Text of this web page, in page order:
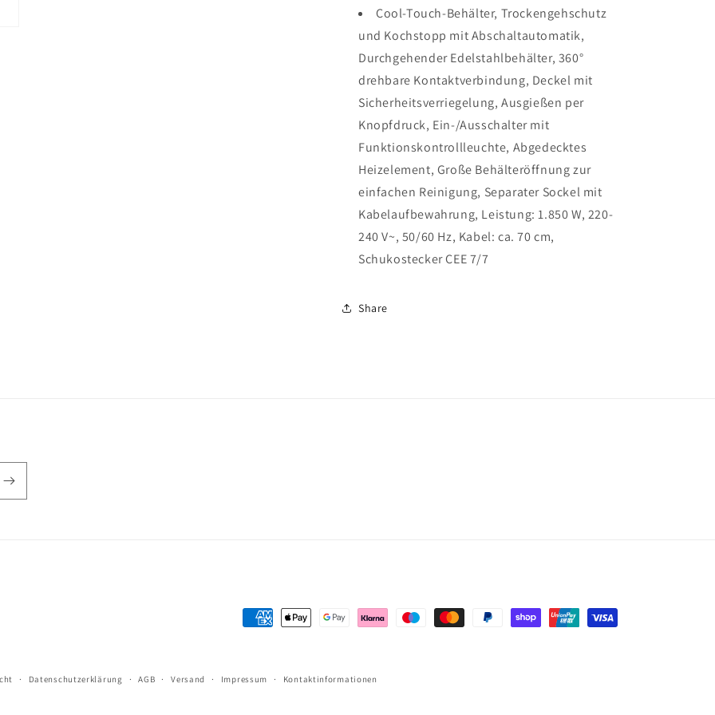
Cool-Touch-Behälter, Trockengehschutz
und Kochstopp mit Abschaltautomatik,
Durchgehender Edelstahlbehälter, 360°
drehbare Kontaktverbindung, Deckel mit
Sicherheitsverriegelung, Ausgießen per
Knopfdruck, Ein-/Ausschalter mit
Funktionskontrollleuchte, Abgedecktes
Heizelement, Große Behälteröffnung zur
einfachen Reinigung, Separater Sockel mit
Kabelaufbewahrung, Leistung: 1.850 W, 220-
240 V~, 50/60 Hz, Kabel: ca. 70 cm,
Schukostecker CEE 7/7
Share
Zahlungsmethoden
Datenschutzerklärung AGB Versand Impressum Kontaktinformationen